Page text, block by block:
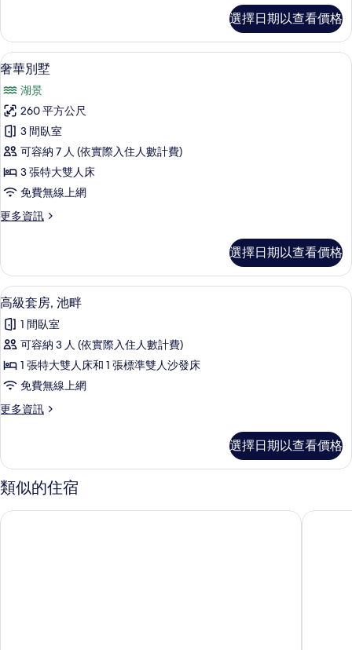
房,
池
畔
的
所
有
相
片
開
放
式
房,
池
畔
的
詳
情
選擇日期以查看價格
顯
示
奢
華
別
墅
的
所
有
片
奢華別墅 | 高級寢具、客房內保險箱
3
奢華別墅
湖景
260 平方公尺
3 間臥室
可容納 7 人 (依實際入住人數計費)
3 張特大雙人床
免費無線上網
更多資訊
更
別
墅
的
情
選擇日期以查看價格
顯
示
高
級
套
房,
池
的
所
有
相
高級寢具、客房內保險箱、遮光布/窗
2
高級套房, 池畔
1 間臥室
可容納 3 人 (依實際入住人數計費)
1 張特大雙人床和 1 張標準雙人沙發床
免費無線上網
更多資訊
更
套
房,
池
的
選擇日期以查看價格
類似的住宿
聖基茨萬豪海灘度假村、賭場及水療中心 聖基茨